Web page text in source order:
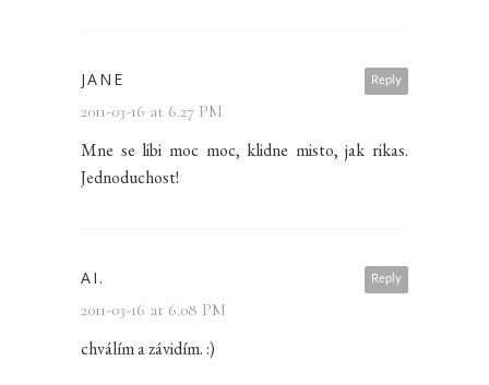
Reply
JANE
2011-03-16 at 6.27 PM
Mne se libi moc moc, klidne misto, jak rikas.
Jednoduchost!
Reply
AI.
2011-03-16 at 6.08 PM
chválím a závidím. :)